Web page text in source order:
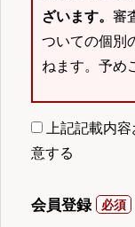
ざいます。 審
ついての個別
ねます。予め
上記記載内
意する
会員登録